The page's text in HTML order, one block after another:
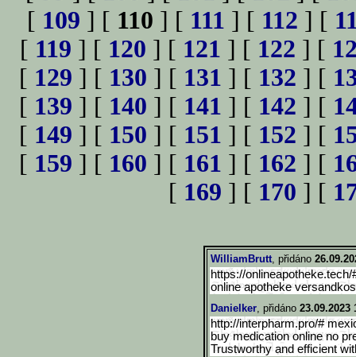
[ 109 ] [ 110 ] [ 111 ] [ 112 ] [
[ 119 ] [ 120 ] [ 121 ] [ 122 ] [
[ 129 ] [ 130 ] [ 131 ] [ 132 ] [
[ 139 ] [ 140 ] [ 141 ] [ 142 ] [
[ 149 ] [ 150 ] [ 151 ] [ 152 ] [
[ 159 ] [ 160 ] [ 161 ] [ 162 ] [
[ 169 ] [ 170 ] [
WilliamBrutt, přidáno
https://
online apotheke
Danielker, přidáno 23.09.2023
http://interpharm.pro/#
buy medication online no
Trustworthy and efficient